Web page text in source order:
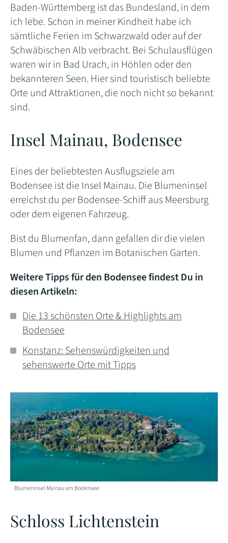
Baden-Württemberg ist das Bundesland, in dem
ich lebe. Schon in meiner Kindheit habe ich
sämtliche Ferien im Schwarzwald oder auf der
Schwäbischen Alb verbracht. Bei Schulausflügen
waren wir in Bad Urach, in Höhlen oder den
bekannteren Seen. Hier sind touristisch beliebte
Orte und Attraktionen, die noch nicht so bekannt
sind.
Insel Mainau, Bodensee
Eines der beliebtesten Ausflugsziele am
Bodensee ist die Insel Mainau. Die Blumeninsel
erreichst du per Bodensee-Schiff aus Meersburg
oder dem eigenen Fahrzeug.
Bist du Blumenfan, dann gefallen dir die vielen
Blumen und Pflanzen im Botanischen Garten.
Weitere Tipps für den Bodensee findest Du in
diesen Artikeln:
Die 13 schönsten Orte & Highlights am
Bodensee
Konstanz: Sehenswürdigkeiten und
sehenswerte Orte mit Tipps
Blumeninsel Mainau am Bodensee
Schloss Lichtenstein